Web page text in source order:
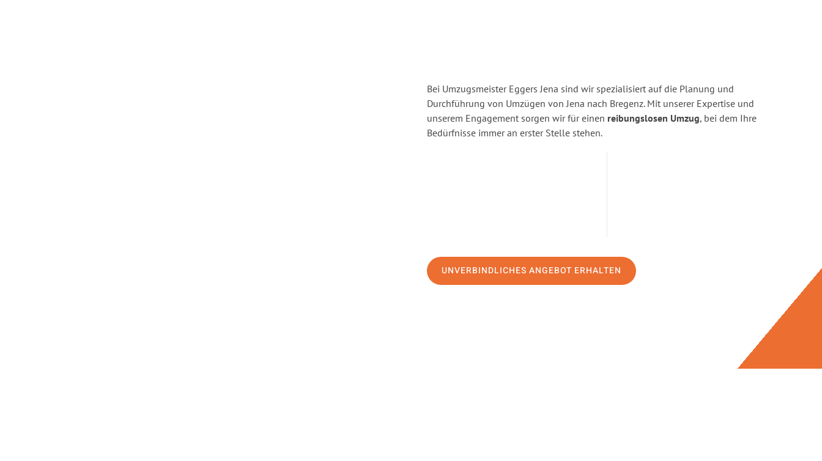
Bei Umzugsmeister Eggers Jena sind wir spezialisiert auf die Planung und
Durchführung von Umzügen von Jena nach Bregenz. Mit unserer Expertise und
unserem Engagement sorgen wir für einen reibungslosen Umzug, bei dem Ihre
Bedürfnisse immer an erster Stelle stehen.
UNVERBINDLICHES ANGEBOT ERHALTEN